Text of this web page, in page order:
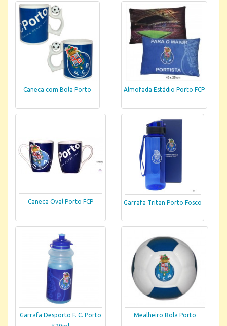
Caneca com Bola Porto Almofada Estádio Porto FCP
Caneca Oval Porto FCP Garrafa Tritan Porto Fosco
Garrafa Desporto F. C. Porto
Mealheiro Bola Porto